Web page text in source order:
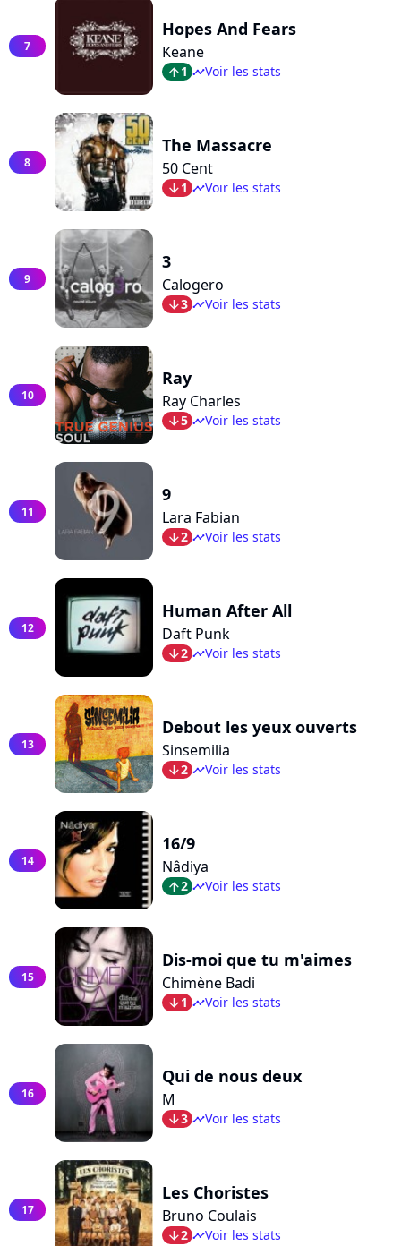
7
Hopes And Fears
Keane
arrow_top1 timelineVoir les stats
8
The Massacre
50 Cent
arrow_bot1 timelineVoir les stats
9
3
Calogero
arrow_bot3 timelineVoir les stats
10
Ray
Ray Charles
arrow_bot5 timelineVoir les stats
11
9
Lara Fabian
arrow_bot2 timelineVoir les stats
12
Human After All
Daft Punk
arrow_bot2 timelineVoir les stats
13
Debout les yeux ouverts
Sinsemilia
arrow_bot2 timelineVoir les stats
14
16/9
Nâdiya
arrow_top2 timelineVoir les stats
15
Dis-moi que tu m'aimes
Chimène Badi
arrow_bot1 timelineVoir les stats
16
Qui de nous deux
M
arrow_bot3 timelineVoir les stats
17
Les Choristes
Bruno Coulais
arrow_bot2 timelineVoir les stats